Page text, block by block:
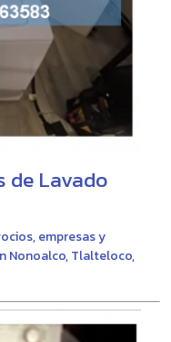
de Lavado
empresas y
Nonoalco, Tlalteloco,